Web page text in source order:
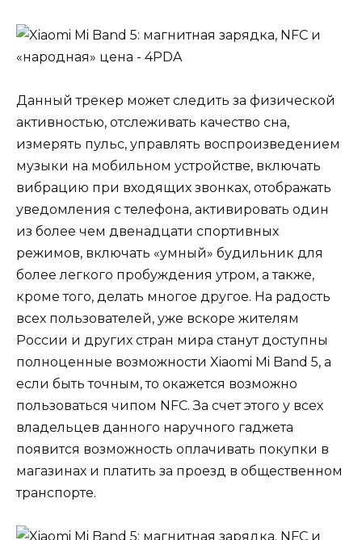
Данный трекер может следить за физической
активностью, отслеживать качество сна,
измерять пульс, управлять воспроизведением
музыки на мобильном устройстве, включать
вибрацию при входящих звонках, отображать
уведомления с телефона, активировать один
из более чем двенадцати спортивных
режимов, включать «умный» будильник для
более легкого пробуждения утром, а также,
кроме того, делать многое другое. На радость
всех пользователей, уже вскоре жителям
России и других стран мира станут доступны
полноценные возможности Xiaomi Mi Band 5, а
если быть точным, то окажется возможно
пользоваться чипом NFC. За счет этого у всех
владельцев данного наручного гаджета
появится возможность оплачивать покупки в
магазинах и платить за проезд в общественном
транспорте.